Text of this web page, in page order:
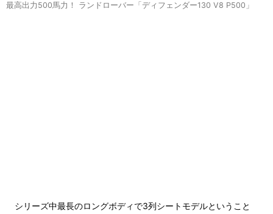
最高出力500馬力！ ランドローバー「ディフェンダー130 V8 P500」
シリーズ中最長のロングボディで3列シートモデルということ